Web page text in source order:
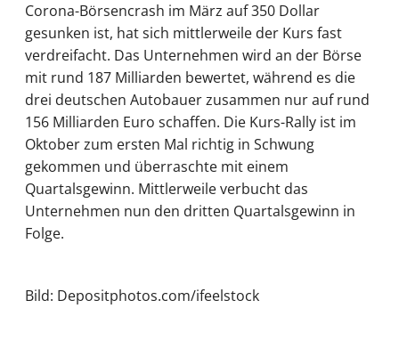
Corona-Börsencrash im März auf 350 Dollar
gesunken ist, hat sich mittlerweile der Kurs fast
verdreifacht. Das Unternehmen wird an der Börse
mit rund 187 Milliarden bewertet, während es die
drei deutschen Autobauer zusammen nur auf rund
156 Milliarden Euro schaffen. Die Kurs-Rally ist im
Oktober zum ersten Mal richtig in Schwung
gekommen und überraschte mit einem
Quartalsgewinn. Mittlerweile verbucht das
Unternehmen nun den dritten Quartalsgewinn in
Folge.
Bild: Depositphotos.com/ifeelstock